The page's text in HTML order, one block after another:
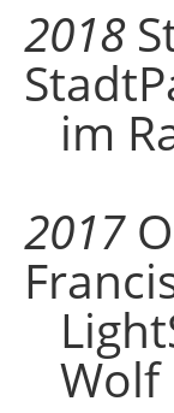
2018
im
2017
Wolf